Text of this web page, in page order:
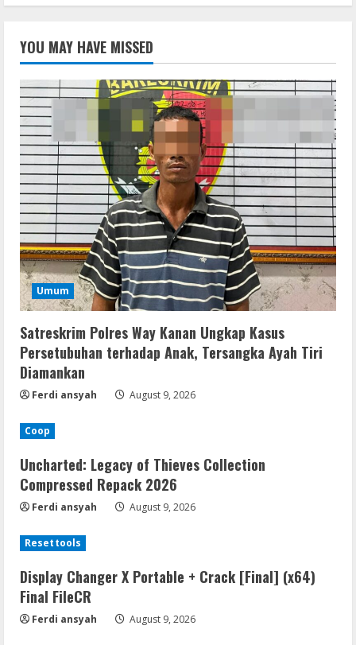
YOU MAY HAVE MISSED
Umum
Satreskrim Polres Way Kanan Ungkap Kasus
Persetubuhan terhadap Anak, Tersangka Ayah Tiri
Diamankan
Ferdi ansyah August 9, 2026
Coop
Uncharted: Legacy of Thieves Collection
Compressed Repack 2026
Ferdi ansyah August 9, 2026
Resettools
Display Changer X Portable + Crack [Final] (x64)
Final FileCR
Ferdi ansyah August 9, 2026